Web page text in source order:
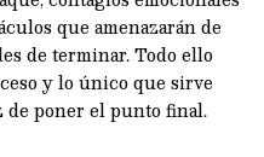
que amenazarán de
de terminar. Todo ello
y lo único que sirve
de poner el punto final.